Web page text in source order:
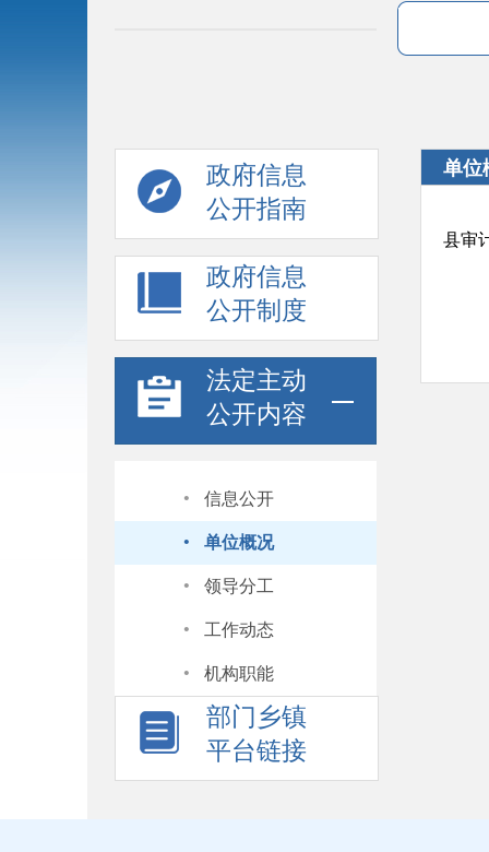
政府信息
公开指南
政府信息
公开制度
法定主动
公开内容
· 信息公开
· 单位概况
· 领导分工
· 工作动态
· 机构职能
部门乡镇
平台链接
单位
县审